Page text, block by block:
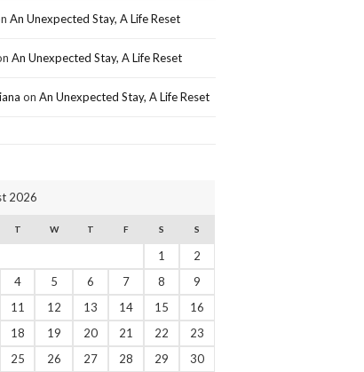
An Unexpected Stay, A Life Reset
An Unexpected Stay, A Life Reset
onAn Unexpected Stay, A Life Reset
2026
T W T F S S
1
2
4 5 6 7 8
9
11 12 13 14 15
16
18 19 20 21 22
23
25 26 27 28 29
30